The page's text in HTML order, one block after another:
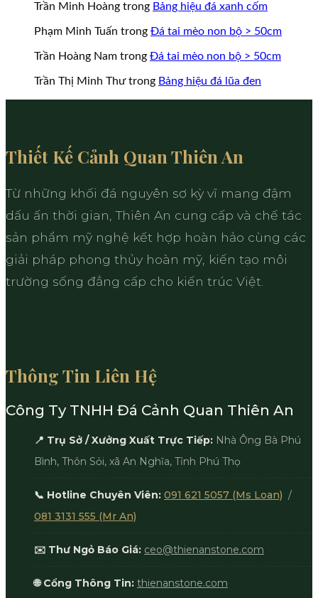
Trần Minh Hoàng trong Bảng hiệu đá xanh cốm
Phạm Minh Tuấn trong Đá tai mèo non bộ > 50cm
Trần Hoàng Nam trong Đá tai mèo non bộ > 50cm
Trần Thị Minh Thưtrong Bảng hiệu đá lũa đen
Thiết Kế Cảnh Quan Thiên An
Từ những khối đá nguyên sơ kỳ vĩ mang đậm
dấu ấn thời gian, Thiên An cung cấp và chế tác
sản phẩm mỹ nghệ kết hợp hoàn hảo cùng các
giải pháp phong thủy hoàn mỹ, kiến tạo môi
trường sống đẳng cấp cho kiến trúc Việt.
Thông Tin Liên Hệ
Công Ty TNHH Đá Cảnh Quan Thiên An
📍 Trụ Sở / Xưởng Xuất Trực Tiếp: Nhà Ông Bà Phú
Bình, Thôn Sỏi, xã An Nghĩa, Tỉnh Phú Thọ
📞 Hotline Chuyên Viên: 091 621 5057 (Ms Loan) /
081 3131 555 (Mr An)
✉️ Thư Ngỏ Báo Giá: ceo@thienanstone.com
🌐 Cổng Thông Tin: thienanstone.com